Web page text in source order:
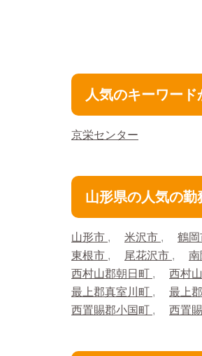
人気のキーワード
京栄センター
山形県の人気の勤
山形市 米沢市 鶴岡
東根市
尾花沢市 南
西村山郡朝日町
西村
最上郡真室川町
最上
西置賜郡小国町
西置